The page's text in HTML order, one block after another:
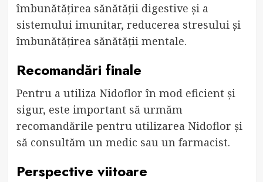
îmbunătățirea sănătății digestive și a
sistemului imunitar, reducerea stresului și
îmbunătățirea sănătății mentale.
Recomandări finale
Pentru a utiliza Nidoflor în mod eficient și
sigur, este important să urmăm
recomandările pentru utilizarea Nidoflor și
să consultăm un medic sau un farmacist.
Perspective viitoare